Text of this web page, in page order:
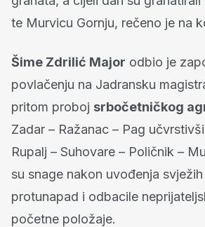
te Murvicu Gornju, rečeno je na
Šime Zdrilić Major odbio je
povlačenju na Jadransku
pritom proboj srbočetničkog
Zadar – Ražanac – Pag
Rupalj – Suhovare – Poličnik –
su snage nakon uvođenja
protunapad i odbacile
početne položaje.